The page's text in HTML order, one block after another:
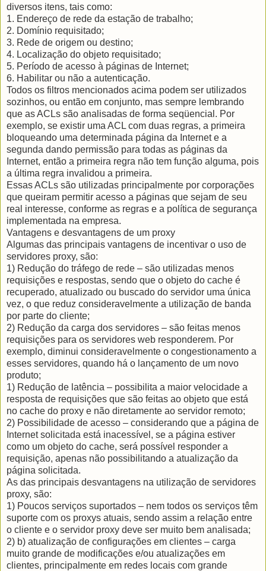
diversos itens, tais como:
1. Endereço de rede da estação de trabalho;
2. Domínio requisitado;
3. Rede de origem ou destino;
4. Localização do objeto requisitado;
5. Período de acesso à páginas de Internet;
6. Habilitar ou não a autenticação.
Todos os filtros mencionados acima podem ser utilizados
sozinhos, ou então em conjunto, mas sempre lembrando
que as ACLs são analisadas de forma seqüencial. Por
exemplo, se existir uma ACL com duas regras, a primeira
bloqueando uma determinada página da Internet e a
segunda dando permissão para todas as páginas da
Internet, então a primeira regra não tem função alguma, pois
a última regra invalidou a primeira.
Essas ACLs são utilizadas principalmente por corporações
que queiram permitir acesso a páginas que sejam de seu
real interesse, conforme as regras e a política de segurança
implementada na empresa.
Vantagens e desvantagens de um proxy
Algumas das principais vantagens de incentivar o uso de
servidores proxy, são:
1) Redução do tráfego de rede – são utilizadas menos
requisições e respostas, sendo que o objeto do cache é
recuperado, atualizado ou buscado do servidor uma única
vez, o que reduz consideravelmente a utilização de banda
por parte do cliente;
2) Redução da carga dos servidores – são feitas menos
requisições para os servidores web responderem. Por
exemplo, diminui consideravelmente o congestionamento a
esses servidores, quando há o lançamento de um novo
produto;
1) Redução de latência – possibilita a maior velocidade a
resposta de requisições que são feitas ao objeto que está
no cache do proxy e não diretamente ao servidor remoto;
2) Possibilidade de acesso – considerando que a página de
Internet solicitada está inacessível, se a página estiver
como um objeto do cache, será possível responder a
requisição, apenas não possibilitando a atualização da
página solicitada.
As das principais desvantagens na utilização de servidores
proxy, são:
1) Poucos serviços suportados – nem todos os serviços têm
suporte com os proxys atuais, sendo assim a relação entre
o cliente e o servidor proxy deve ser muito bem analisada;
2) b) atualização de configurações em clientes – carga
muito grande de modificações e/ou atualizações em
clientes, principalmente em redes locais com grande